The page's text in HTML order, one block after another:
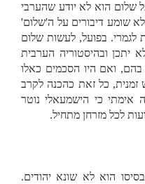
שלום הוא לא יודע שהערבי
שומע דיבורים על ה'שלום'
לגמרי. בפועל, לעשות שלום
ובהיסטוריה הערבית
ואם היו הסכמים כאלו
כל זאת כהכנה לקרב
אימתי כי הישמעאלי נוטר
לכל מזרחן מתחיל.
הוא לא שונא יהודים.